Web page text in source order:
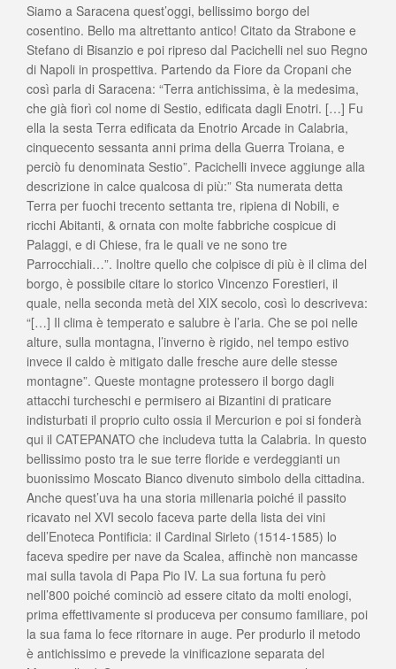
Siamo a Saracena quest’oggi, bellissimo borgo del
cosentino. Bello ma altrettanto antico! Citato da Strabone e
Stefano di Bisanzio e poi ripreso dal Pacichelli nel suo Regno
di Napoli in prospettiva. Partendo da Fiore da Cropani che
così parla di Saracena: “Terra antichissima, è la medesima,
che già fiorì col nome di Sestio, edificata dagli Enotri. […] Fu
ella la sesta Terra edificata da Enotrio Arcade in Calabria,
cinquecento sessanta anni prima della Guerra Troiana, e
perciò fu denominata Sestio”. Pacichelli invece aggiunge alla
descrizione in calce qualcosa di più:” Sta numerata detta
Terra per fuochi trecento settanta tre, ripiena di Nobili, e
ricchi Abitanti, & ornata con molte fabbriche cospicue di
Palaggi, e di Chiese, fra le quali ve ne sono tre
Parrocchiali…”. Inoltre quello che colpisce di più è il clima del
borgo, è possibile citare lo storico Vincenzo Forestieri, il
quale, nella seconda metà del XIX secolo, così lo descriveva:
“[…] Il clima è temperato e salubre è l’aria. Che se poi nelle
alture, sulla montagna, l’inverno è rigido, nel tempo estivo
invece il caldo è mitigato dalle fresche aure delle stesse
montagne”. Queste montagne protessero il borgo dagli
attacchi turcheschi e permisero ai Bizantini di praticare
indisturbati il proprio culto ossia il Mercurion e poi si fonderà
qui il CATEPANATO che includeva tutta la Calabria. In questo
bellissimo posto tra le sue terre floride e verdeggianti un
buonissimo Moscato Bianco divenuto simbolo della cittadina.
Anche quest’uva ha una storia millenaria poiché il passito
ricavato nel XVI secolo faceva parte della lista dei vini
dell’Enoteca Pontificia: il Cardinal Sirleto (1514-1585) lo
faceva spedire per nave da Scalea, affinchè non mancasse
mai sulla tavola di Papa Pio IV. La sua fortuna fu però
nell’800 poiché cominciò ad essere citato da molti enologi,
prima effettivamente si produceva per consumo familiare, poi
la sua fama lo fece ritornare in auge. Per produrlo il metodo
è antichissimo e prevede la vinificazione separata del